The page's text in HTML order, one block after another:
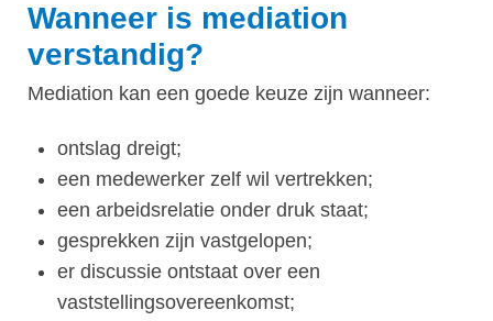
Wanneer is mediation
verstandig?
Mediation kan een goede keuze zijn wanneer:
ontslag dreigt;
een medewerker zelf wil vertrekken;
een arbeidsrelatie onder druk staat;
gesprekken zijn vastgelopen;
er discussie ontstaat over een
vaststellingsovereenkomst;